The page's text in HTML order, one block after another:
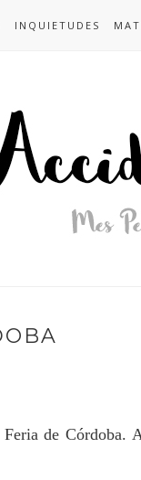
INQUIETUDES
Feria de Córdoba.